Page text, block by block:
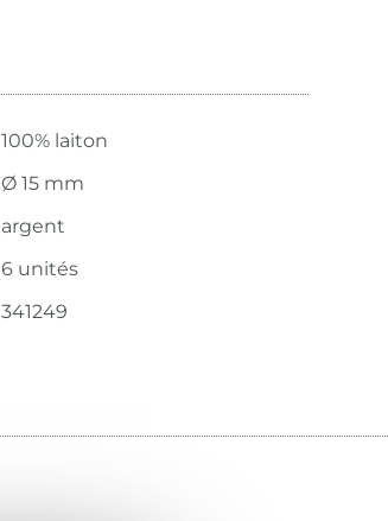
100% laiton
Ø 15 mm
argent
6 unités
341249